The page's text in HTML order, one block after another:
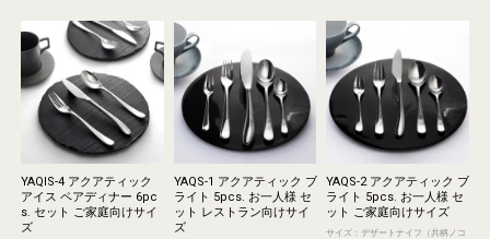
YAQIS-4 アクアティック
アイス ペアディナー 6pc
s. セット ご家庭向けサイ
ズ
YAQS-1 アクアティック ブ
ライト 5pcs. お一人様 セ
ット レストラン向けサイ
ズ
YAQS-2 アクアティック ブ
ライト 5pcs. お一人様 セ
ット ご家庭向けサイズ
サイズ：デザートナイフ（共柄ノコ